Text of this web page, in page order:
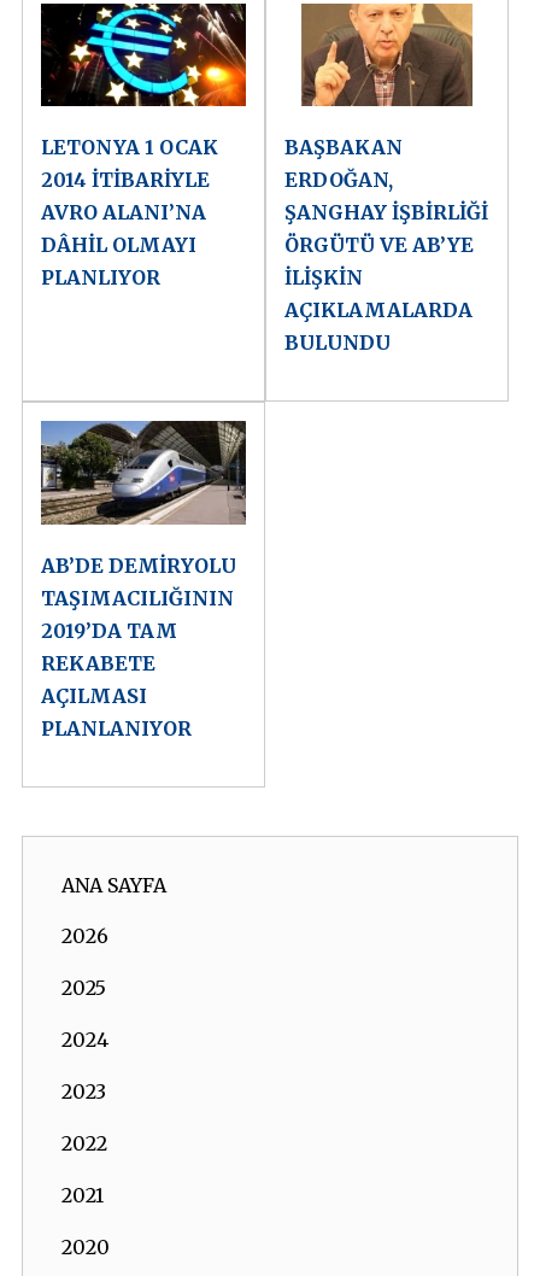
LETONYA 1 OCAK
2014 İTİBARİYLE
AVRO ALANI’NA
DÂHİL OLMAYI
PLANLIYOR
BAŞBAKAN
ERDOĞAN,
ŞANGHAY İŞBİRLİĞİ
ÖRGÜTÜ VE AB’YE
İLİŞKİN
AÇIKLAMALARDA
BULUNDU
AB’DE DEMİRYOLU
TAŞIMACILIĞININ
2019’DA TAM
REKABETE
AÇILMASI
PLANLANIYOR
ANA SAYFA
2026
2025
2024
2023
2022
2021
2020